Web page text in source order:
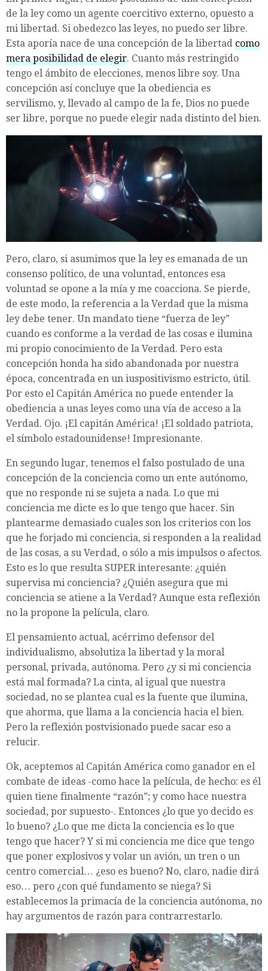
de la ley como un agente coercitivo externo, opuesto a
mi libertad. Si obedezco las leyes, no puedo ser libre.
Esta aporía nace de una concepción de la libertad como
mera posibilidad de elegir. Cuanto más restringido
tengo el ámbito de elecciones, menos libre soy. Una
concepción así concluye que la obediencia es
servilismo, y, llevado al campo de la fe, Dios no puede
ser libre, porque no puede elegir nada distinto del bien.
Pero, claro, si asumimos que la ley es emanada de un
consenso político, de una voluntad, entonces esa
voluntad se opone a la mía y me coacciona. Se pierde,
de este modo, la referencia a la Verdad que la misma
ley debe tener. Un mandato tiene “fuerza de ley”
cuando es conforme a la verdad de las cosas e ilumina
mi propio conocimiento de la Verdad. Pero esta
concepción honda ha sido abandonada por nuestra
época, concentrada en un iuspositivismo estricto, útil.
Por esto el Capitán América no puede entender la
obediencia a unas leyes como una vía de acceso a la
Verdad. Ojo. ¡El capitán América! ¡El soldado patriota,
el símbolo estadounidense! Impresionante.
En segundo lugar, tenemos el falso postulado de una
concepción de la conciencia como un ente autónomo,
que no responde ni se sujeta a nada. Lo que mi
conciencia me dicte es lo que tengo que hacer. Sin
plantearme demasiado cuales son los criterios con los
que he forjado mi conciencia, si responden a la realidad
de las cosas, a su Verdad, o sólo a mis impulsos o afectos.
Esto es lo que resulta SUPER interesante: ¿quién
supervisa mi conciencia? ¿Quién asegura que mi
conciencia se atiene a la Verdad? Aunque esta reflexión
no la propone la película, claro.
El pensamiento actual, acérrimo defensor del
individualismo, absolutiza la libertad y la moral
personal, privada, autónoma. Pero ¿y si mi conciencia
está mal formada? La cinta, al igual que nuestra
sociedad, no se plantea cual es la fuente que ilumina,
que ahorma, que llama a la conciencia hacia el bien.
Pero la reflexión postvisionado puede sacar eso a
relucir.
Ok, aceptemos al Capitán América como ganador en el
combate de ideas -como hace la película, de hecho: es él
quien tiene finalmente “razón”; y como hace nuestra
sociedad, por supuesto-. Entonces ¿lo que yo decido es
lo bueno? ¿Lo que me dicta la conciencia es lo que
tengo que hacer? Y si mi conciencia me dice que tengo
que poner explosivos y volar un avión, un tren o un
centro comercial… ¿eso es bueno? No, claro, nadie dirá
eso… pero ¿con qué fundamento se niega? Si
establecemos la primacía de la conciencia autónoma, no
hay argumentos de razón para contrarrestarlo.